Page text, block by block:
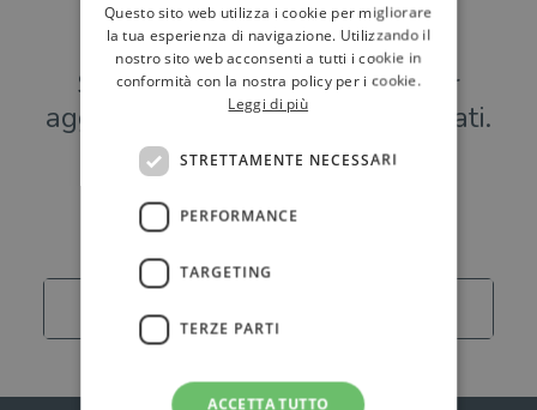
Hai una libreria?
Scrivici a
per
aggiungere o modificare i tuoi dati.
Librerie
Questo sito web utilizza i cookie per migliorare
la tua esperienza di navigazione. Utilizzando il
nostro sito web acconsenti a tutti i cookie in
conformità con la nostra policy per i cookie.
Leggi di più
STRETTAMENTE NECESSARI
PERFORMANCE
TARGETING
TERZE PARTI
ACCETTA TUTTO